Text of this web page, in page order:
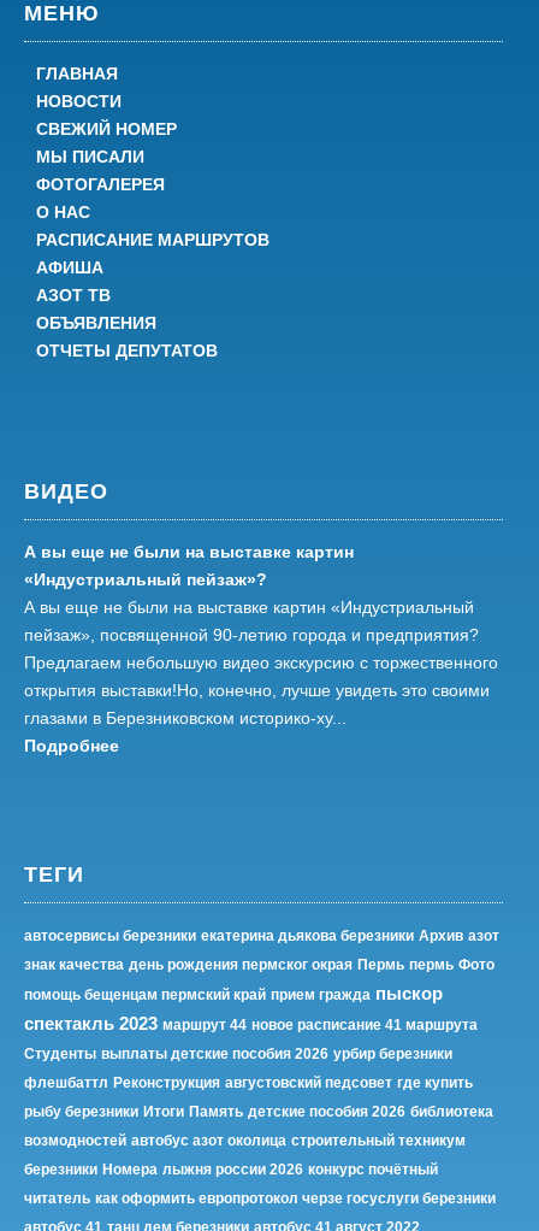
МЕНЮ
ГЛАВНАЯ
НОВОСТИ
СВЕЖИЙ НОМЕР
МЫ ПИСАЛИ
ФОТОГАЛЕРЕЯ
О НАС
РАСПИСАНИЕ МАРШРУТОВ
АФИША
АЗОТ ТВ
ОБЪЯВЛЕНИЯ
ОТЧЕТЫ ДЕПУТАТОВ
ВИДЕО
А вы еще не были на выставке картин
«Индустриальный пейзаж»?
А вы еще не были на выставке картин «Индустриальный
пейзаж», посвященной 90-летию города и предприятия?
Предлагаем небольшую видео экскурсию с торжественного
открытия выставки!Но, конечно, лучше увидеть это своими
глазами в Березниковском историко-ху...
Подробнее
ТЕГИ
автосервисы березники екатерина дьякова березники Архив азот
знак качества день рождения пермског окрая Пермь пермь Фото
помощь бещенцам пермский край прием гражда пыскор
спектакль 2023 маршрут 44 новое расписание 41 маршрута
Студенты выплаты детские пособия 2026 урбир березники
флешбаттл Реконструкция августовский педсовет где купить
рыбу березники Итоги Память детские пособия 2026 библиотека
возмодностей автобус азот околица строительный техникум
березники Номера лыжня россии 2026 конкурс почётный
читатель как оформить европротокол черзе госуслуги березники